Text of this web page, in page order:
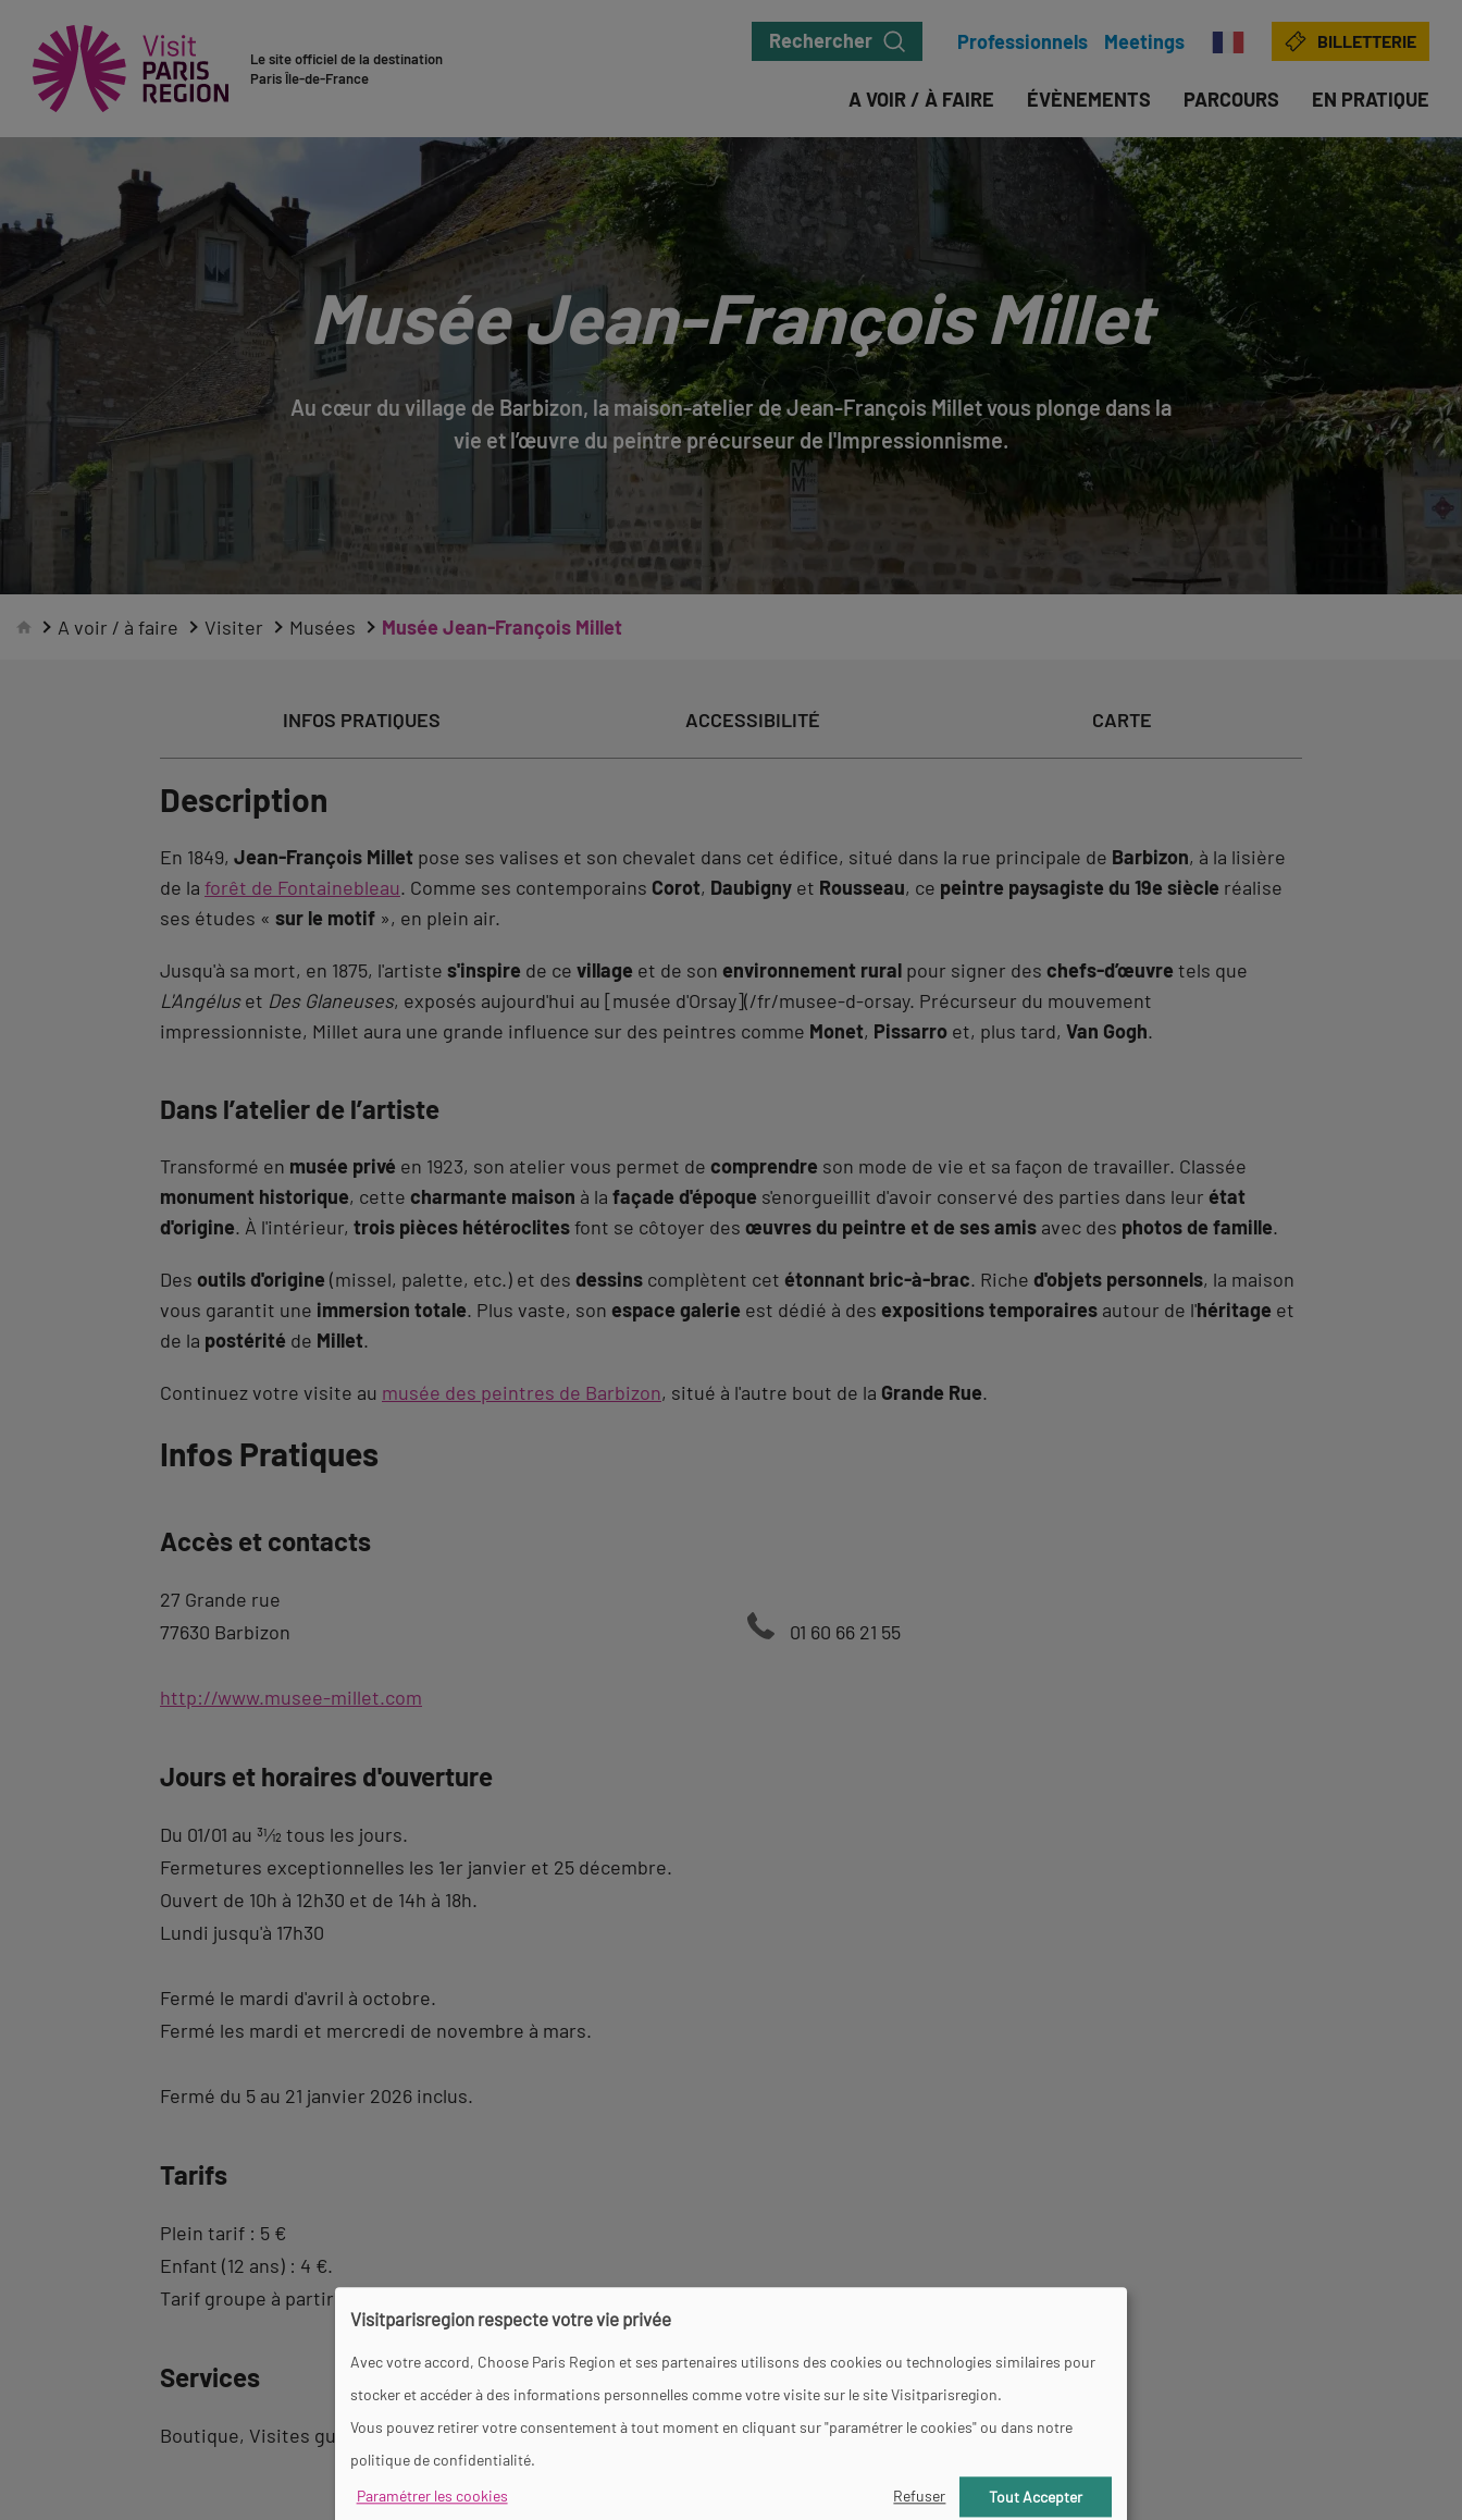
Le site officiel de la destination
Paris Île-de-France
Rechercher Professionnels Meetings BILLETTERIE
A VOIR / À FAIRE ÉVÈNEMENTS PARCOURS EN PRATIQUE
Musée Jean-François Millet
Au cœur du village de Barbizon, la maison-atelier de Jean-François Millet vous plonge dans la
vie et l’œuvre du peintre précurseur de l'Impressionnisme.
A voir / à faire Visiter Musées Musée Jean-François Millet
INFOS PRATIQUES ACCESSIBILITÉ CARTE
Description
En 1849, Jean-François Millet pose ses valises et son chevalet dans cet édifice, situé dans la rue principale de Barbizon, à la lisière
de la forêt de Fontainebleau. Comme ses contemporains Corot, Daubigny et Rousseau, ce peintre paysagiste du 19e siècle réalise
ses études « sur le motif », en plein air.
Jusqu'à sa mort, en 1875, l'artiste s'inspire de ce village et de son environnement rural pour signer des chefs-d’œuvre tels que
L'Angéluset Des Glaneuses, exposés aujourd'hui au [musée d'Orsay](/fr/musee-d-orsay. Précurseur du mouvement
impressionniste, Millet aura une grande influence sur des peintres comme Monet, Pissarro et, plus tard, Van Gogh.
Dans l’atelier de l’artiste
Transformé en musée privé en 1923, son atelier vous permet de comprendre son mode de vie et sa façon de travailler. Classée
monument historique, cette charmante maison à la façade d'époque s'enorgueillit d'avoir conservé des parties dans leur état
d'origine. À l'intérieur, trois pièces hétéroclitesfont se côtoyer des œuvres du peintre et de ses amis avec des photos de famille.
Des outils d'origine (missel, palette, etc.) et des dessins complètent cet étonnant bric-à-brac. Riche d'objets personnels, la maison
vous garantit une immersion totale. Plus vaste, son espace galerie est dédié à des expositions temporaires autour de l'héritage et
de la postérité de Millet.
Continuez votre visite au musée des peintres de Barbizon, situé à l'autre bout de la Grande Rue.
Revenir
description
Infos Pratiques
Accès et contacts
27 Grande rue
77630 Barbizon
01 60 66 21 55
http://www.musee-millet.com
Jours et horaires d'ouverture
Du 01/01 au 31⁄12 tous les jours.
Fermetures exceptionnelles les 1er janvier et 25 décembre.
Ouvert de 10h à 12h30 et de 14h à 18h.
Lundi jusqu'à 17h30
Fermé le mardi d'avril à octobre.
Fermé les mardi et mercredi de novembre à mars.
Fermé du 5 au 21 janvier 2026 inclus.
Tarifs
Plein tarif : 5 €
Enfant (12 ans) : 4 €.
Tarif groupe à partir de 6 personnes.
Services
Boutique Visites guidées
Visitparisregion respecte votre vie privée
Avec votre accord, Choose Paris Region et ses partenaires utilisons des cookies ou technologies similaires pour
stocker et accéder à des informations personnelles comme votre visite sur le site Visitparisregion.
Vous pouvez retirer votre consentement à tout moment en cliquant sur "paramétrer le cookies" ou dans notre
politique de confidentialité.
Paramétrer les cookies
Refuser Tout Accepter